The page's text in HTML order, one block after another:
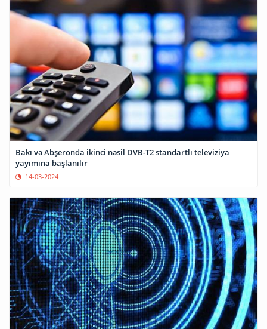
Bakı və Abşeronda ikinci nəsil DVB-T2 standartlı televiziya
yayımına başlanılır
14-03-2024